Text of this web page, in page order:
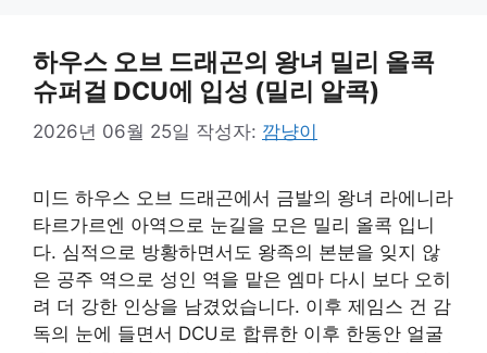
하우스 오브 드래곤의 왕녀 밀리 올콕
슈퍼걸 DCU에 입성 (밀리 알콕)
2026년 06월 25일 작성자: 깜냥이
미드 하우스 오브 드래곤에서 금발의 왕녀 라에니라
타르가르엔 아역으로 눈길을 모은 밀리 올콕 입니
다. 심적으로 방황하면서도 왕족의 본분을 잊지 않
은 공주 역으로 성인 역을 맡은 엠마 다시 보다 오히
려 더 강한 인상을 남겼었습니다. 이후 제임스 건 감
독의 눈에 들면서 DCU로 합류한 이후 한동안 얼굴